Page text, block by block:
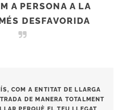
A PERSONA A LA
DESFAVORIDA
COM A ENTITAT DE LLARGA
DE MANERA TOTALMENT